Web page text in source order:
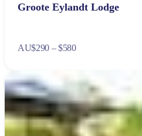
Groote Eylandt Lodge
AU$290 – $580